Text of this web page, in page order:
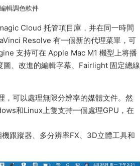
輯調色軟件
Cloud 托管項目庫，并在同一時間
Resolve 有一個新的代理菜單，可
支持可在 Apple Mac M1 機型上将播
、改進的編輯字幕、Fairlight 固定總線
可以處理無限分辨率的媒體文件。然
和Linux上隻支持一個處理GPU，在
跟蹤器、多分辨率FX、3D立體工具和